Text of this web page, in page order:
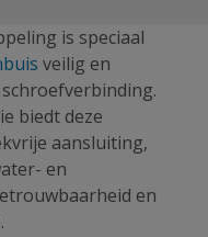
is speciaal
veilig en
biedt deze
aansluiting,
en
en